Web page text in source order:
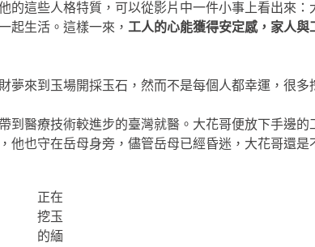
這些人格特質，可以從影片中一件小事上看出來
起生活。這樣一來， 工人的心能獲得安定感，家人與
來到玉場開採玉石，然而不是每個人都幸運，很多
醫療技術較進步的臺灣就醫。大花哥便放下手邊
也守在岳母身旁，儘管岳母已經昏迷，大花哥還是
正在
挖玉
的緬